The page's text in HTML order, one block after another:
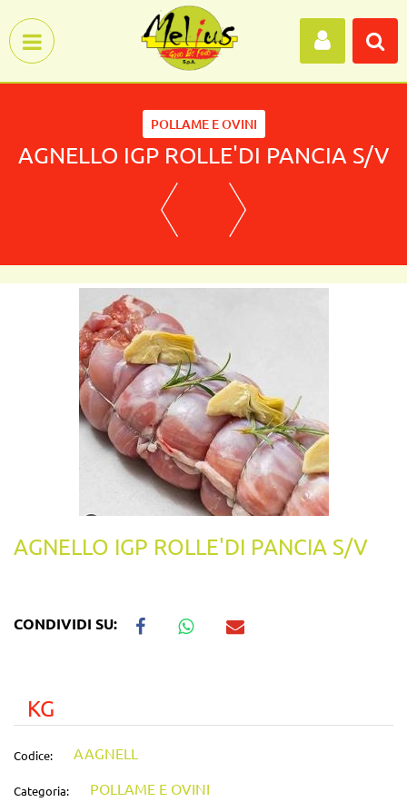
POLLAME E OVINI
AGNELLO IGP ROLLE'DI PANCIA S/V
AGNELLO IGP ROLLE'DI PANCIA S/V
CONDIVIDI SU:
KG
Codice: AAGNELL
Categoria: POLLAME E OVINI